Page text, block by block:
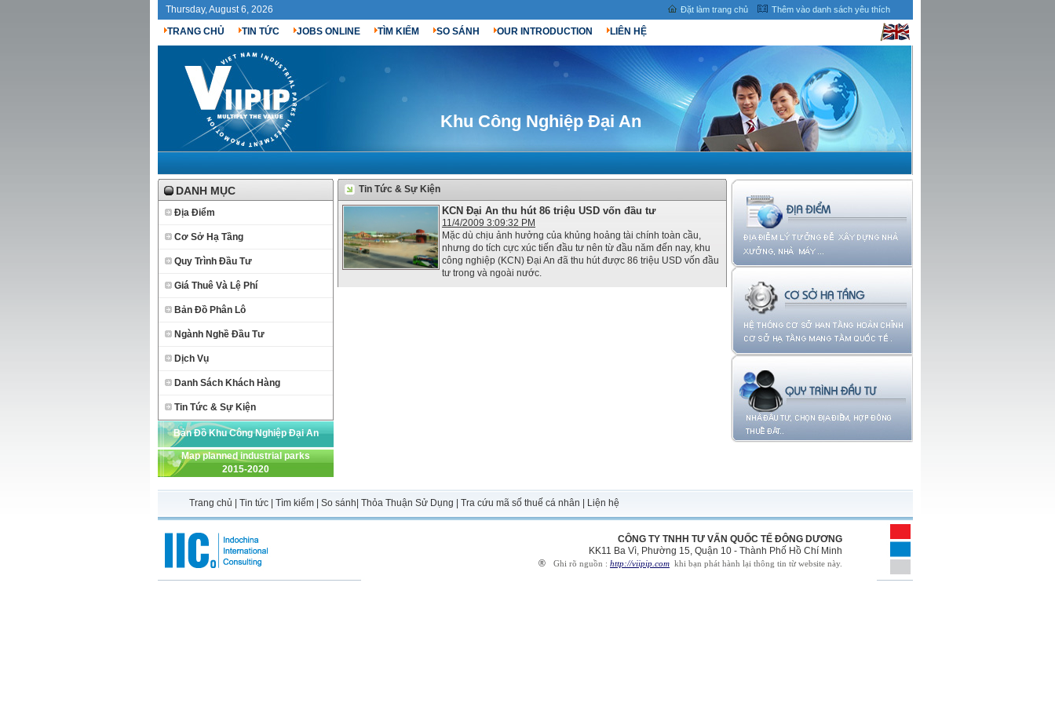
Thursday, August 6, 2026 Đặt làm trang chủ Thêm vào danh sách yêu thích
TRANG CHỦ TIN TỨC JOBS ONLINE TÌM KIẾM SO SÁNH OUR INTRODUCTION LIÊN HỆ
Khu Công Nghiệp Đại An
DANH MỤC
Địa Điểm
Cơ Sở Hạ Tầng
Quy Trình Đầu Tư
Giá Thuê Và Lệ Phí
Bản Đồ Phân Lô
Ngành Nghề Đầu Tư
Dịch Vụ
Danh Sách Khách Hàng
Tin Tức & Sự Kiện
Bản Đồ Khu Công Nghiệp Đại An
Map planned industrial parks
2015-2020
Tin Tức & Sự Kiện
KCN Đại An thu hút 86 triệu USD vốn đầu tư
11/4/2009 3:09:32 PM
Mặc dù chịu ảnh hưởng của khủng hoảng tài chính toàn cầu,
nhưng do tích cực xúc tiến đầu tư nên từ đầu năm đến nay, khu
công nghiệp (KCN) Đại An đã thu hút được 86 triệu USD vốn đầu
tư trong và ngoài nước.
Trang chủ Tin tức Tìm kiếm So sánh Thỏa Thuận Sử Dụng Tra cứu mã số thuế cá nhân Liện hệ
CÔNG TY TNHH TƯ VẤN QUỐC TẾ ĐÔNG DƯƠNG
KK11 Ba Vì, Phường 15, Quận 10 - Thành Phố Hồ Chí Minh
®
Ghi rõ nguồn : http://viipip.com khi bạn phát hành lại thông tin từ website này.